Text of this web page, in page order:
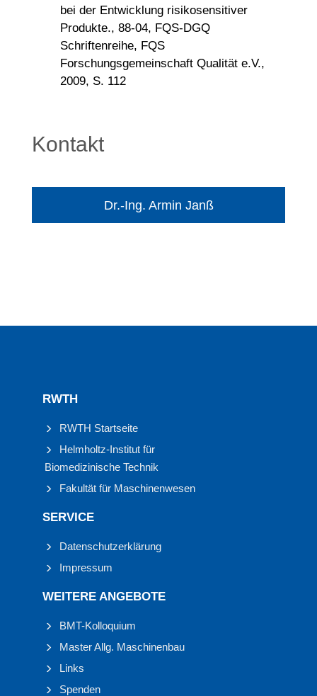
bei der Entwicklung risikosensitiver
Produkte., 88-04, FQS-DGQ
Schriftenreihe, FQS
Forschungsgemeinschaft Qualität e.V.,
2009, S. 112
Kontakt
Dr.-Ing. Armin Janß
RWTH
RWTH Startseite
Helmholtz-Institut für
Biomedizinische Technik
Fakultät für Maschinenwesen
SERVICE
Datenschutzerklärung
Impressum
WEITERE ANGEBOTE
BMT-Kolloquium
Master Allg. Maschinenbau
Links
Spenden